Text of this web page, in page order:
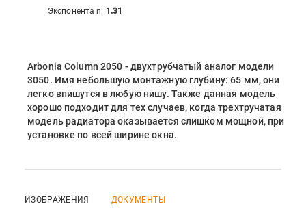
Экспонента n: 1.31
Arbonia Column 2050 - двухтрубчатый аналог модели
3050. Имя небольшую монтажную глубину: 65 мм, они
легко впишутся в любую нишу. Также данная модель
хорошо подходит для тех случаев, когда трехтручатая
модель радиатора оказывается слишком мощной, при
установке по всей ширине окна.
ИЗОБРАЖЕНИЯ ДОКУМЕНТЫ